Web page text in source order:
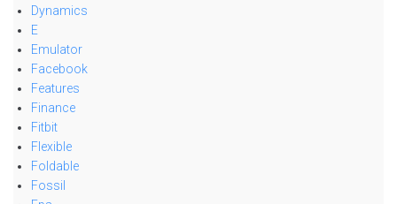
Dynamics
E
Emulator
Facebook
Features
Finance
Fitbit
Flexible
Foldable
Fossil